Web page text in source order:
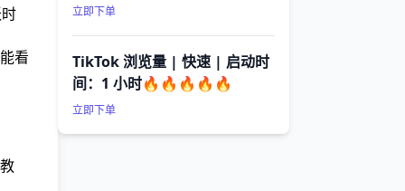
看
立即下单
TikTok 浏览量 | 快速 | 启动时
间：1 小时🔥🔥🔥🔥🔥
立即下单